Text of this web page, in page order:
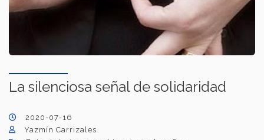
La silenciosa señal de solidaridad
2020-07-16
Yazmín Carrizales